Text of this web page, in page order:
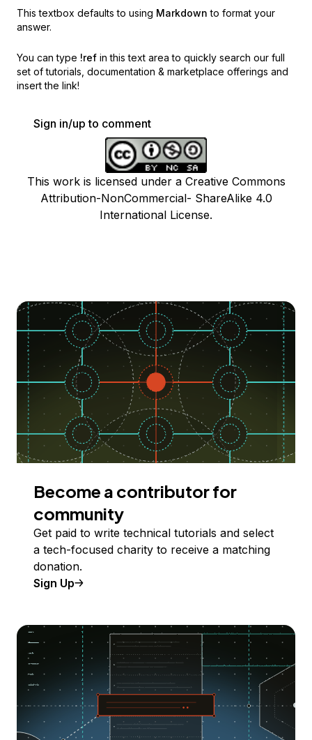
This textbox defaults to using Markdown to format your
answer.
You can type !ref in this text area to quickly search our full
set of tutorials, documentation & marketplace offerings and
insert the link!
Sign in/up to comment
This work is licensed under a Creative Commons
Attribution-NonCommercial- ShareAlike 4.0
International License.
Become a contributor for
community
Get paid to write technical tutorials and select
a tech-focused charity to receive a matching
donation.
Sign Up